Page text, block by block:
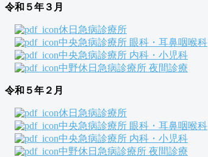
令和５年３月
休日急病診療所
中央急病診療所 眼科・耳鼻咽喉科
中央急病診療所 内科・小児科
中野休日急病診療所 夜間診療
令和５年２月
休日急病診療所
中央急病診療所 眼科・耳鼻咽喉科
中央急病診療所 内科・小児科
中野休日急病診療所 夜間診療